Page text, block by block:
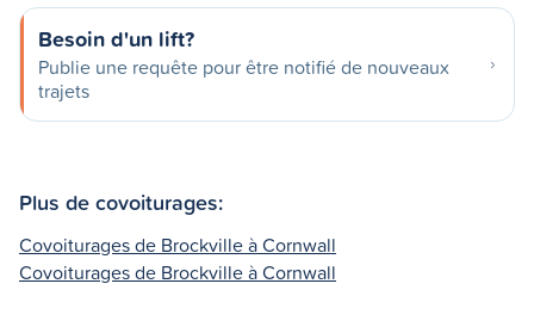
Besoin d'un lift?
Publie une requête pour être notifié de nouveaux
trajets
Plus de covoiturages:
Covoiturages de Brockville à Cornwall
Covoiturages de Brockville à Cornwall